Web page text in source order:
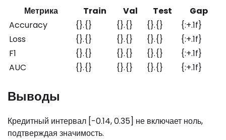
Метрика Train Val Test
Gap
Accuracy
{}.{} {}.{} {}.{}
{:+.1f}
Loss
{}.{} {}.{} {}.{}
{:+.1f}
F1
{}.{} {}.{} {}.{}
{:+.1f}
AUC
{}.{} {}.{} {}.{} {:+.1f}
Выводы
Кредитный интервал [-0.14, 0.35] не включает ноль,
подтверждая значимость.